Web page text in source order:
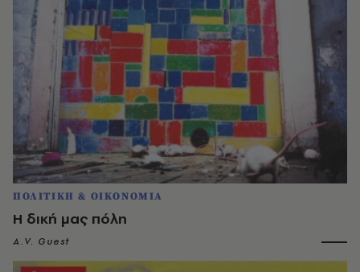
ΠΟΛΙΤΙΚΗ & ΟΙΚΟΝΟΜΙΑ
H δική μας πόλη
A.V. Guest